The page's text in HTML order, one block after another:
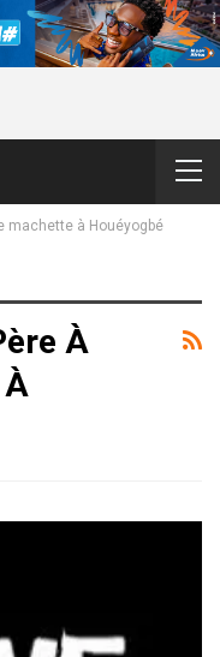
machette à Houéyogbé
À